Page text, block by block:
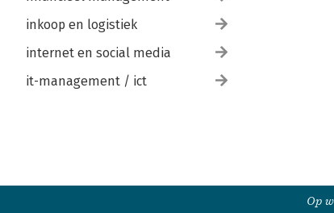
inkoop en logistiek
internet en social media
it-management / ict
Op